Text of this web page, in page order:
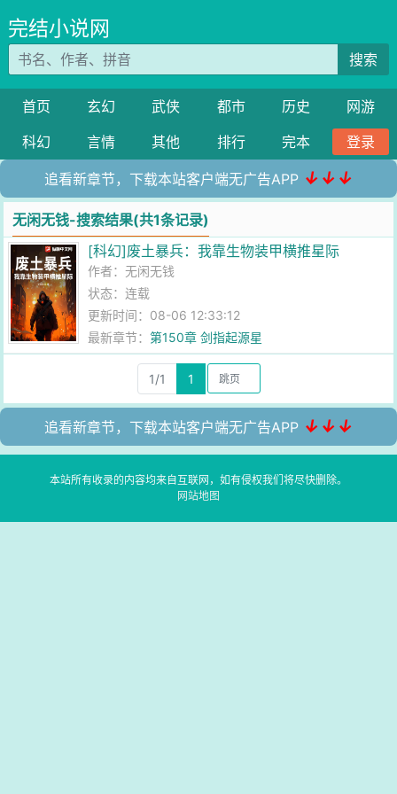
完结小说网
搜索
首页 玄幻 武侠 都市 历史
网游
科幻
言情 其他 排行 完本 登录
追看新章节，下载本站客户端无广告APP ↓↓↓
无闲无钱-搜索结果(共1条记录)
[科幻]废土暴兵：我靠生物装甲横推星际
作者：无闲无钱
状态：连载
更新时间：08-06 12:33:12
最新章节：第150章 剑指起源星
1/1 1
追看新章节，下载本站客户端无广告APP ↓↓↓
本站所有收录的内容均来自互联网，如有侵权我们将尽快删除。
网站地图